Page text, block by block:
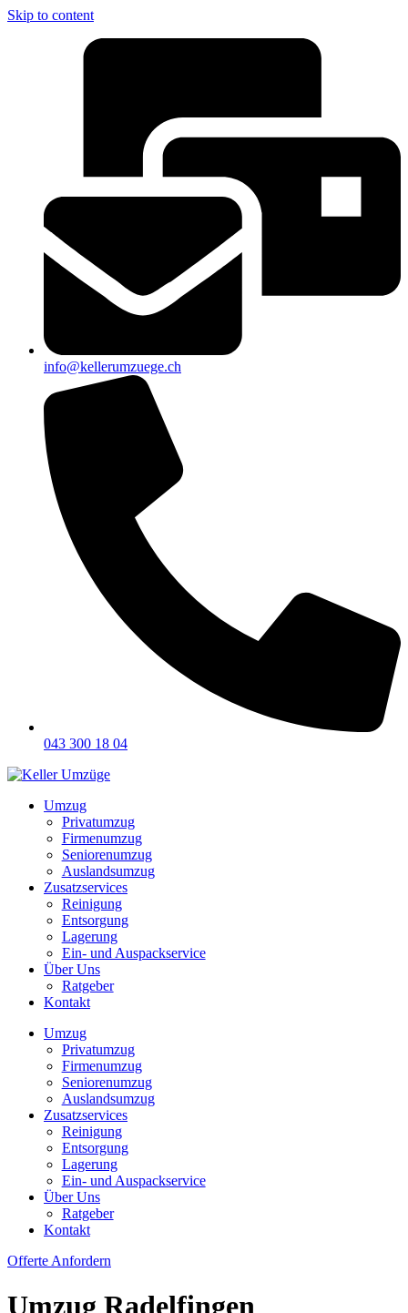
Skip to content
info@kellerumzuege.ch
043 300 18 04
Umzug
Privatumzug
Firmenumzug
Seniorenumzug
Auslandsumzug
Zusatzservices
Reinigung
Entsorgung
Lagerung
Ein- und Auspackservice
Über Uns
Ratgeber
Kontakt
Umzug
Privatumzug
Firmenumzug
Seniorenumzug
Auslandsumzug
Zusatzservices
Reinigung
Entsorgung
Lagerung
Ein- und Auspackservice
Über Uns
Ratgeber
Kontakt
Offerte Anfordern
Umzug Radelfingen